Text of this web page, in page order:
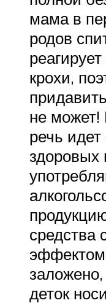
мама в
родов
крохи,
не может!
речь идет
здоровых
средства
деток